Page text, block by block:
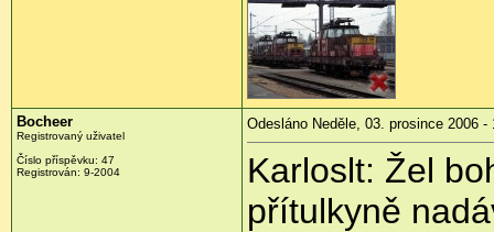
Bocheer
Registrovaný uživatel
Číslo příspěvku: 47
Registrován: 9-2004
Odesláno Neděle, 03. prosince 2006 -
Karloslt: Žel
přítulkyně